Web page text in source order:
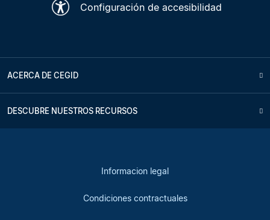
Configuración de accesibilidad
ACERCA DE CEGID
DESCUBRE NUESTROS RECURSOS
Informacion legal
Condiciones contractuales